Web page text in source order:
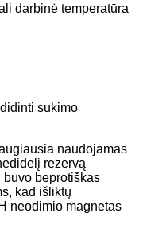
darbinė temperatūra
sukimo
naudojamas
rezervą
buvo beprotiškas
kad išliktų
neodimio magnetas